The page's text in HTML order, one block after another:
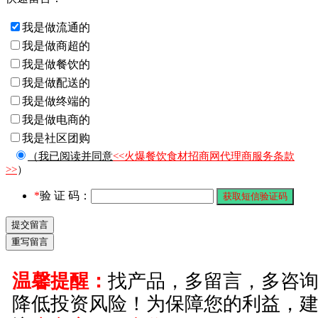
我是做流通的
我是做商超的
我是做餐饮的
我是做配送的
我是做终端的
我是做电商的
我是社区团购
（我已阅读并同意<<火爆餐饮食材招商网代理商服务条款
>>）
*验 证 码：
温馨提醒： 找产品，多留言，多咨询
降低投资风险！为保障您的利益，建